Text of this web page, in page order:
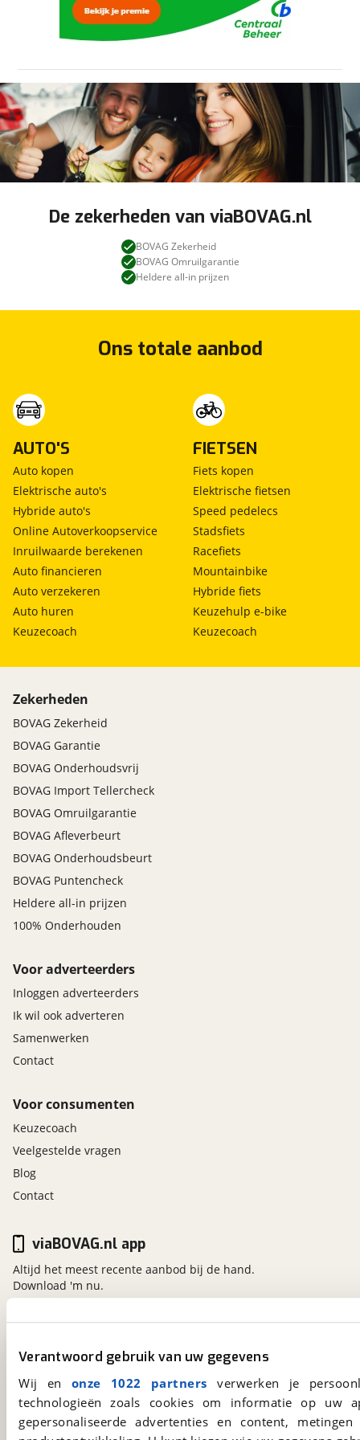
Verantwoord gebruik van uw gegevens
Wij en onze 1022 partners verwerken je
technologieën zoals cookies om informatie op
gepersonaliseerde advertenties en content,
proefrit te maken.
Bent u opzoek naar een specifiek soort auto, voor
een bepaald doel, binnen een bepaald budget?
Wij zoeken graag een auto die bij u past.
Wij hebben bewust gekozen voor een scherpe
prijsstelling. Heeft u elders een auto gezien die
volgens u vergelijkbaar is en toch minder kost, dan
kijken wij graag met u mee of dit inderdaad het
geval is en er geen belangrijke zaken missen of er
iets anders met de aangeboden auto is. Wij
hebben zo al veel miskopen helpen voorkomen en
zijn u ook graag van dienst.
Neem gerust contact op voor meer informatie:
Wij hebben ons best gedaan om deze advertentie
zo accuraat mogelijk voor u samen te stellen,
helaas kunnen wij geen rechten ontlenen aan de
bijgeleverde advertentietekst.
Full Service afleverpakket Inbegrepen
Prijs:
* 12 maanden Bovag garantie. * Grote
onderhoudsbeurt. * € 50 brandstof. * Gepoetst. *
noodzakelijk. * Gratis vervangend vervoer. * Banden
onder 4 mm profiel vervangen. Dit afleverpakket
bevat: BOVAG garantie (12 maanden); BOVAG 40-
Puntencheck; BOVAG Afleverbeurt; Nieuwe APK
om je aanvraag zo goed mogelijk bij de
aanbieder te brengen. Lees hier meer over in
onzeprivacyverklaring
De zekerheden van viaBOVAG.nl
BOVAG Zekerheid
BOVAG Omruilgarantie
Heldere all-in prijzen
Ons totale aanbod
AUTO'S
Auto kopen
Elektrische auto's
Hybride auto's
Online Autoverkoopservice
Inruilwaarde berekenen
Auto financieren
Auto verzekeren
Auto huren
Keuzecoach
FIETSEN
Fiets kopen
Elektrische fietsen
Speed pedelecs
Stadsfiets
Racefiets
Mountainbike
Hybride fiets
Keuzehulp e-bike
Keuzecoach
Zekerheden
BOVAG Zekerheid
BOVAG Garantie
BOVAG Onderhoudsvrij
BOVAG Import Tellercheck
BOVAG Omruilgarantie
BOVAG Afleverbeurt
BOVAG Onderhoudsbeurt
BOVAG Puntencheck
Heldere all-in prijzen
100% Onderhouden
Voor adverteerders
Inloggen adverteerders
Ik wil ook adverteren
Samenwerken
Contact
Voor consumenten
Keuzecoach
Veelgestelde vragen
Blog
Contact
viaBOVAG.nl
3981 AJ
Bunnik
Een initiatief van
BOVAG
viaBOVAG.nl app
Altijd het meest recente aanbod bij de hand.
Download 'm nu.